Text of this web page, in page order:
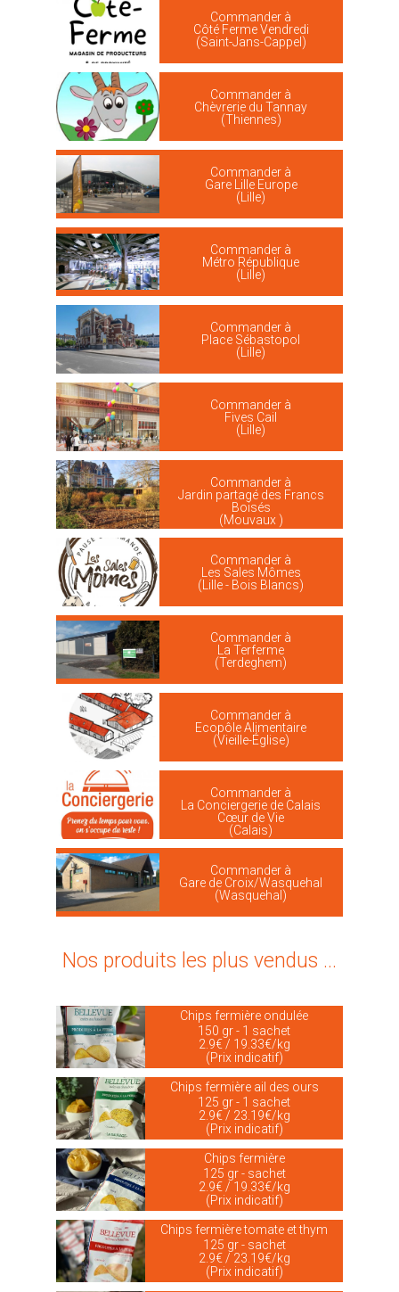
Commander à
Côté Ferme Vendredi
(Saint-Jans-Cappel)
Commander à
Chèvrerie du Tannay
(Thiennes)
Commander à
Gare Lille Europe
(Lille)
Commander à
Métro République
(Lille)
Commander à
Place Sébastopol
(Lille)
Commander à
Fives Cail
(Lille)
Commander à
Jardin partagé des Francs
Boisés
(Mouvaux )
Commander à
Les Sales Mômes
(Lille - Bois Blancs)
Commander à
La Terferme
(Terdeghem)
Commander à
Ecopôle Alimentaire
(Vieille-Église)
Commander à
La Conciergerie de Calais
Cœur de Vie
(Calais)
Commander à
Gare de Croix/Wasquehal
(Wasquehal)
Nos produits les plus vendus ...
Chips fermière ondulée
150 gr - 1 sachet
2.9€ / 19.33€/kg
(Prix indicatif)
Chips fermière ail des ours
125 gr - 1 sachet
2.9€ / 23.19€/kg
(Prix indicatif)
Chips fermière
125 gr - sachet
2.9€ / 19.33€/kg
(Prix indicatif)
Chips fermière tomate et thym
125 gr - sachet
2.9€ / 23.19€/kg
(Prix indicatif)